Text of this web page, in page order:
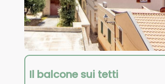
Il balcone sui tetti